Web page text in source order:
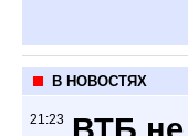
В НОВОСТЯХ
21:23